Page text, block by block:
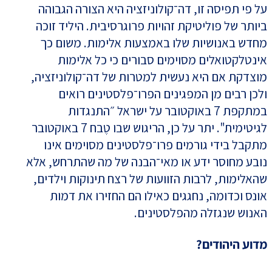
על פי תפיסה זו, דה־קולוניזציה היא הצורה הגבוהה
ביותר של פוליטיקת זהויות פרוגרסיבית. היליד זוכה
מחדש באנושיות שלו באמצעות אלימות. משום כך
אינטלקטואלים מסוימים סבורים כי כל אלימות
מוצדקת אם היא נעשית למטרות של דה־קולוניזציה,
ולכן רבים מן המפגינים הפרו־פלסטינים רואים
במתקפת 7 באוקטובר על ישראל ״התנגדות
לגיטימית". יתר על כן, הריגוש שבו טֶבח 7 באוקטובר
מתקבל בידי גורמים פרו־פלסטינים מסוימים אינו
נובע מחוסר ידע או מאי־הבנה של מה שהתרחש, אלא
שהאלימות, לרבות הזוועות של רצח תינוקות וילדים,
אונס וכדומה, נחגגים כאילו הם החזירו את דמות
האנוש שנגזלה מהפלסטינים.
מדוע היהודים?